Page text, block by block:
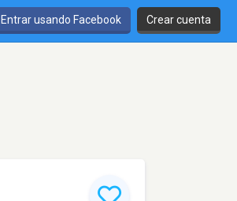
Entrar usando Facebook Crear cuenta